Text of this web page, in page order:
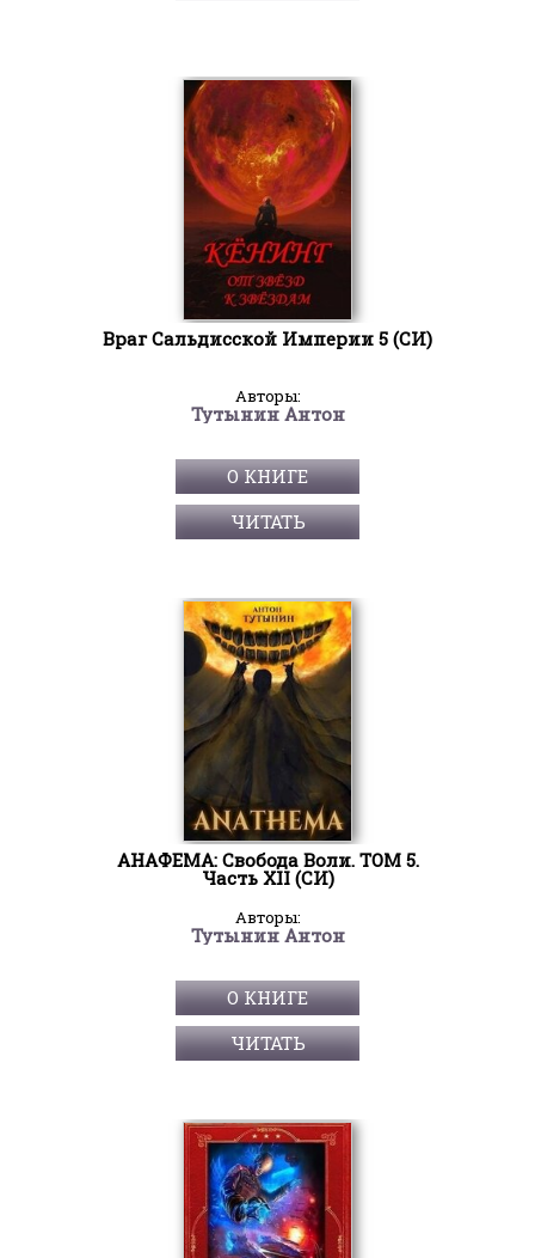
Враг Сальдисской Империи 5 (СИ)
Авторы:
Тутынин Антон
О КНИГЕ
ЧИТАТЬ
АНАФЕМА: Свобода Воли. ТОМ 5.
Часть XII (СИ)
Авторы:
Тутынин Антон
О КНИГЕ
ЧИТАТЬ